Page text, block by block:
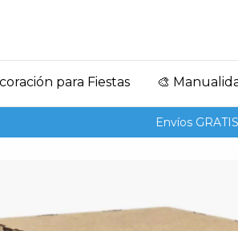
para Fiestas 🎨
Envíos GRATIS a